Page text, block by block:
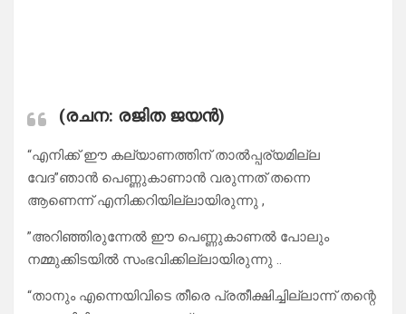
(രചന: രജിത ജയൻ)
“എനിക്ക് ഈ കല്യാണത്തിന് താൽപ്പര്യമില്ല
വേദ”ഞാൻ പെണ്ണുകാണാൻ വരുന്നത് തന്നെ
ആണെന്ന് എനിക്കറിയില്ലായിരുന്നു ,
”അറിഞ്ഞിരുന്നേൽ ഈ പെണ്ണുകാണൽ പോലും
നമ്മുക്കിടയിൽ സംഭവിക്കില്ലായിരുന്നു ..
“താനും എന്നെയിവിടെ തീരെ പ്രതീക്ഷിച്ചില്ലാന്ന് തന്റെ